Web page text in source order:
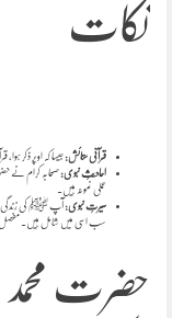
نکات
قرآنی ستائش:جیسا کہ اوپر ذکر
احادیثِ نبوی:صحابہ کرام نے
عملی نمونہ ہیں۔
سیرتِ نبوی:آپ ﷺ کی زندگی
سب اسی میں شامل ہیں۔ مفصل
حضرت